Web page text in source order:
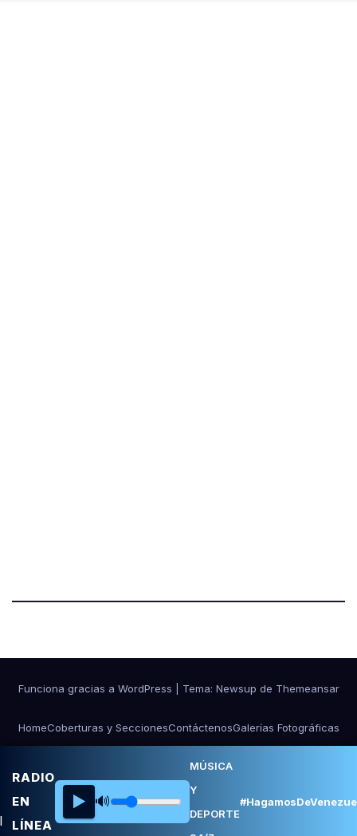
RADIO
EN
LÍNEA
▶️ 🔊
MÚSICA
Y
DEPORTE
Funciona gracias a WordPress Tema: Newsup de Themeansar
HomeCoberturas y SeccionesContáctenosGalerías Fotográficas
Ponle Música al Deporte